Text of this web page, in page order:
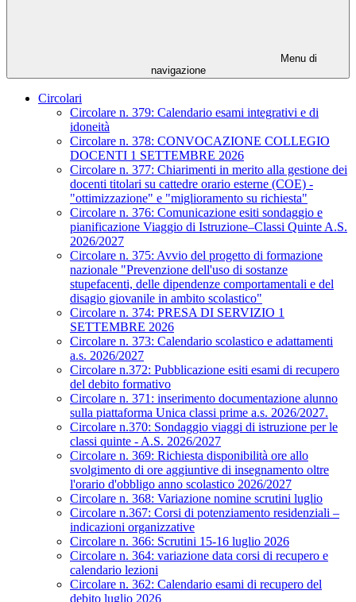
Menu di
navigazione
Circolari
Circolare n. 379: Calendario esami integrativi e di
idoneità
Circolare n. 378: CONVOCAZIONE COLLEGIO
DOCENTI 1 SETTEMBRE 2026
Circolare n. 377: Chiarimenti in merito alla gestione dei
docenti titolari su cattedre orario esterne (COE) -
"ottimizzazione" e "miglioramento su richiesta"
Circolare n. 376: Comunicazione esiti sondaggio e
pianificazione Viaggio di Istruzione–Classi Quinte A.S.
2026/2027
Circolare n. 375: Avvio del progetto di formazione
nazionale "Prevenzione dell'uso di sostanze
stupefacenti, delle dipendenze comportamentali e del
disagio giovanile in ambito scolastico"
Circolare n. 374: PRESA DI SERVIZIO 1
SETTEMBRE 2026
Circolare n. 373: Calendario scolastico e adattamenti
a.s. 2026/2027
Circolare n.372: Pubblicazione esiti esami di recupero
del debito formativo
Circolare n. 371: inserimento documentazione alunno
sulla piattaforma Unica classi prime a.s. 2026/2027.
Circolare n.370: Sondaggio viaggi di istruzione per le
classi quinte - A.S. 2026/2027
Circolare n. 369: Richiesta disponibilità ore allo
svolgimento di ore aggiuntive di insegnamento oltre
l'orario d'obbligo anno scolastico 2026/2027
Circolare n. 368: Variazione nomine scrutini luglio
Circolare n.367: Corsi di potenziamento residenziali –
indicazioni organizzative
Circolare n. 366: Scrutini 15-16 luglio 2026
Circolare n. 364: variazione data corsi di recupero e
calendario lezioni
Circolare n. 362: Calendario esami di recupero del
debito luglio 2026